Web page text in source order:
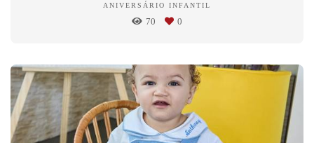
ANIVERSÁRIO INFANTIL
70 0